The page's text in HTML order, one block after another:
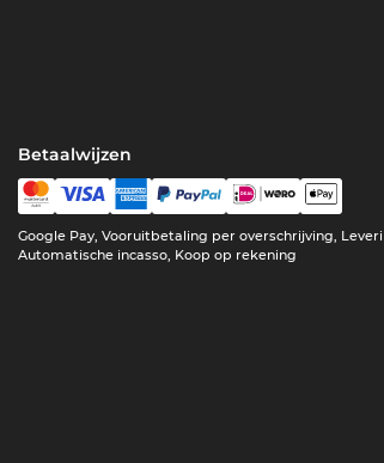
Betaalwijzen
Google Pay, Vooruitbetaling per overschrijving,
Automatische incasso, Koop op rekening